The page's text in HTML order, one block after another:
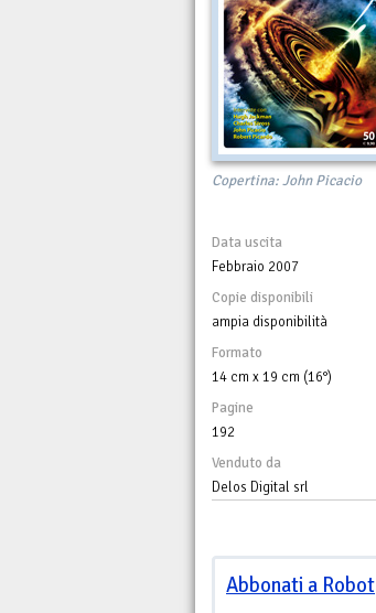
Copertina: John Picacio
Data uscita
Febbraio 2007
Copie disponibili
ampia disponibilità
Formato
14 cm x 19 cm (16°)
Pagine
192
Venduto da
Delos Digital srl
Abbonati a Robot